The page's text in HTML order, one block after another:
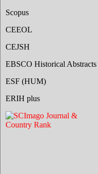
Scopus
CEEOL
CEJSH
EBSCO Historical Abstracts
ESF (HUM)
ERIH plus